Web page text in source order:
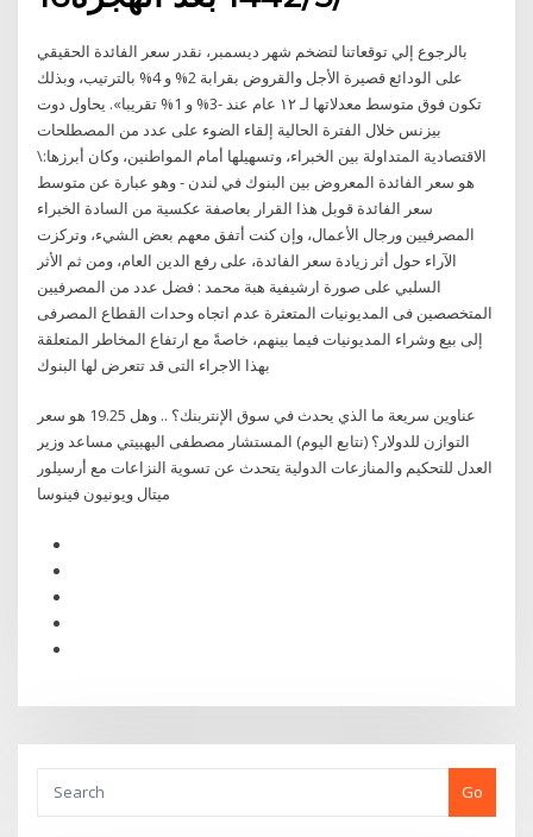
بالرجوع إلي توقعاتنا لتضخم شهر ديسمبر، نقدر سعر الفائدة الحقيقي
على الودائع قصيرة الأجل والقروض بقرابة 2% و 4% بالترتيب، وبذلك
تكون فوق متوسط معدلاتها لـ ١٢ عام عند -3% و 1% تقريبا». يحاول دوت
بيزنس خلال الفترة الحالية إلقاء الضوء على عدد من المصطلحات
الاقتصادية المتداولة بين الخبراء، وتسهيلها أمام المواطنين، وكان أبرزها:\
هو سعر الفائدة المعروض بين البنوك في لندن - وهو عبارة عن متوسط
سعر الفائدة قوبل هذا القرار بعاصفة عكسية من السادة الخبراء
المصرفيين ورجال الأعمال، وإن كنت أتفق معهم بعض الشيء، وتركزت
الآراء حول أثر زيادة سعر الفائدة، على رفع الدين العام، ومن ثم الأثر
السلبي على صورة ارشيفية هبة محمد : فضل عدد من المصرفيين
المتخصصين فى المديونيات المتعثرة عدم اتجاه وحدات القطاع المصرفى
إلى بيع وشراء المديونيات فيما بينهم، خاصةً مع ارتفاع المخاطر المتعلقة
بهذا الاجراء التى قد تتعرض لها البنوك
عناوين سريعة ما الذي يحدث في سوق الإنتربنك؟ .. وهل 19.25 هو سعر
التوازن للدولار؟ (نتابع اليوم) المستشار مصطفى البهبيتي مساعد وزير
العدل للتحكيم والمنازعات الدولية يتحدث عن تسوية النزاعات مع أرسيلور
ميتال ويونيون فينوسا
Go